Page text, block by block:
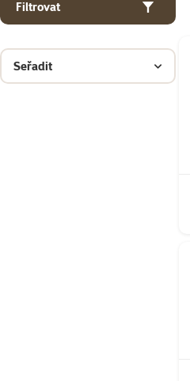
Filtrovat
Seřadit